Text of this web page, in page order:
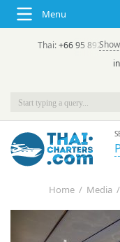
Menu
Thai:+66 95 892
Home / Media /